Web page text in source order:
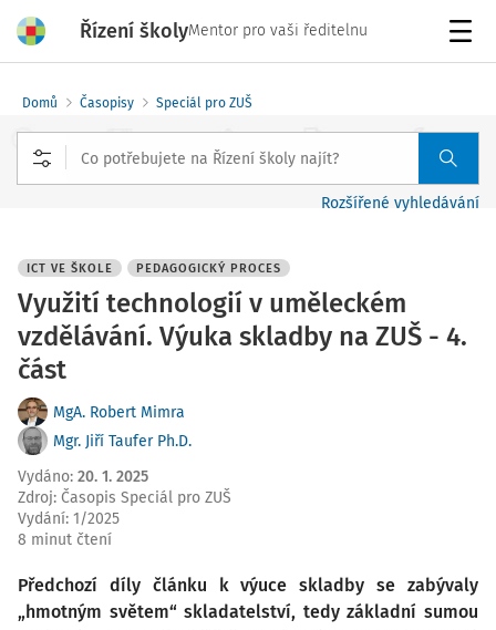
Řízení školyMentor pro vaši ředitelnu
Domů Časopisy Speciál pro ZUŠ
Rozšířené vyhledávání
ICT VE ŠKOLE PEDAGOGICKÝ PROCES
Využití technologií v uměleckém
vzdělávání. Výuka skladby na ZUŠ - 4.
část
MgA. Robert Mimra
Mgr. Jiří Taufer Ph.D.
Vydáno: 20. 1. 2025
Zdroj: Časopis Speciál pro ZUŠ
Vydání: 1/2025
8 minut čtení
Předchozí díly článku k výuce skladby se zabývaly
„hmotným světem“ skladatelství, tedy základní sumou